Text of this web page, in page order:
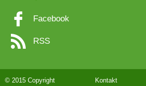
Facebook
RSS
© 2015 Copyright Kontakt